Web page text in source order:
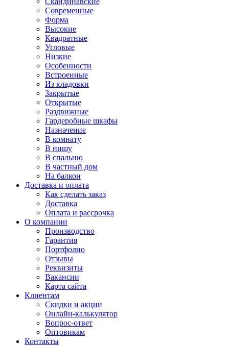
Современные
Форма
Высокие
Квадратные
Угловые
Низкие
Особенности
Встроенные
Из кладовки
Закрытые
Открытые
Раздвижные
Гардеробные шкафы
Назначение
В комнату
В нишу
В спальню
В частный дом
На балкон
Доставка и оплата
Как сделать заказ
Доставка
Оплата и рассрочка
О компании
Производство
Гарантия
Портфолио
Отзывы
Реквизиты
Вакансии
Карта сайта
Клиентам
Скидки и акции
Онлайн-калькулятор
Вопрос-ответ
Оптовикам
Контакты